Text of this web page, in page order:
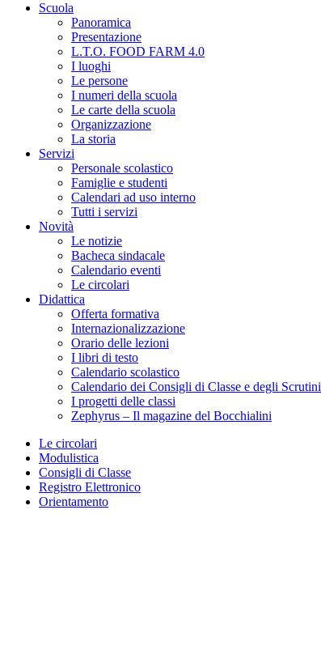
Scuola
Panoramica
Presentazione
L.T.O. FOOD FARM 4.0
I luoghi
Le persone
I numeri della scuola
Le carte della scuola
Organizzazione
La storia
Servizi
Personale scolastico
Famiglie e studenti
Calendari ad uso interno
Tutti i servizi
Novità
Le notizie
Bacheca sindacale
Calendario eventi
Le circolari
Didattica
Offerta formativa
Internazionalizzazione
Orario delle lezioni
I libri di testo
Calendario scolastico
Calendario dei Consigli di Classe e degli Scrutini
I progetti delle classi
Zephyrus – Il magazine del Bocchialini
Le circolari
Modulistica
Consigli di Classe
Registro Elettronico
Orientamento